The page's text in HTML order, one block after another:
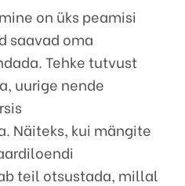
on üks peamisi
saavad oma
Tehke tutvust
uurige nende
Näiteks, kui mängite
teil otsustada, millal